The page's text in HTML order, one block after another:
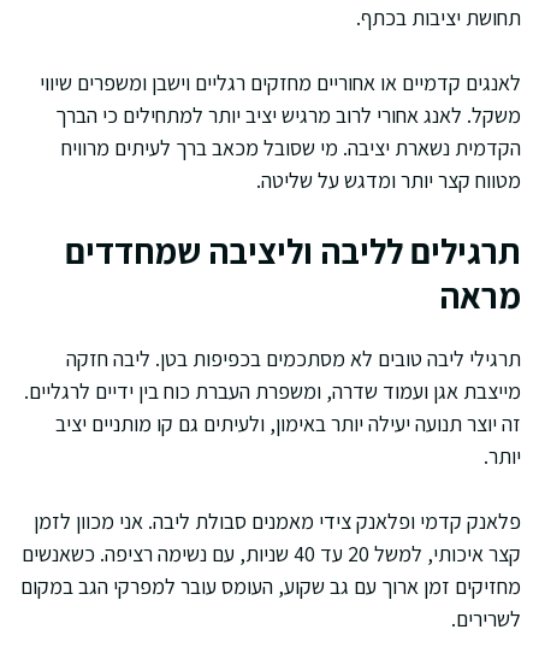
תחושת יציבות בכתף.
לאנגים קדמיים או אחוריים מחזקים רגליים וישבן ומשפרים שיווי
משקל. לאנג אחורי לרוב מרגיש יציב יותר למתחילים כי הברך
הקדמית נשארת יציבה. מי שסובל מכאב ברך לעיתים מרוויח
מטווח קצר יותר ומדגש על שליטה.
תרגילים לליבה וליציבה שמחדדים
מראה
תרגילי ליבה טובים לא מסתכמים בכפיפות בטן. ליבה חזקה
מייצבת אגן ועמוד שדרה, ומשפרת העברת כוח בין ידיים לרגליים.
זה יוצר תנועה יעילה יותר באימון, ולעיתים גם קו מותניים יציב
יותר.
פלאנק קדמי ופלאנק צידי מאמנים סבולת ליבה. אני מכוון לזמן
קצר איכותי, למשל 20 עד 40 שניות, עם נשימה רציפה. כשאנשים
מחזיקים זמן ארוך עם גב שקוע, העומס עובר למפרקי הגב במקום
לשרירים.